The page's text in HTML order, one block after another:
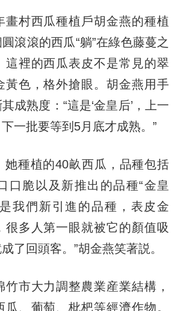
村西瓜種植戶胡金燕的種植
滾滾的西瓜“躺”在綠色藤蔓之
這裡的西瓜表皮不是常見的翠
黃色，格外搶眼。胡金燕用手
成熟度：“這是‘金皇后’，上一
一批要等到5月底才成熟。”
種植的40畝西瓜，品種包括
口脆以及新推出的品種“金皇
是我們新引進的品種，表皮金
很多人第一眼就被它的顏值吸
了回頭客。”胡金燕笑著説。
市大力調整農業産業結構，
、葡萄、枇杷等經濟作物。